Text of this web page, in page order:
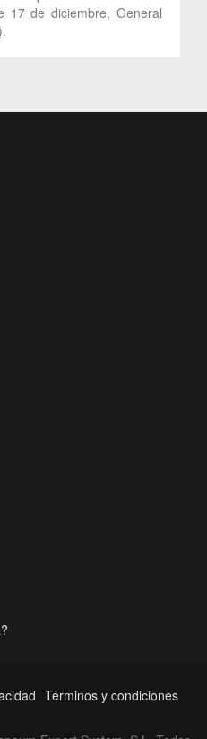
de diciembre, General
Términos y condiciones